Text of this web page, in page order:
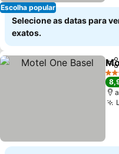
Escolha popular
Selecione as datas para
exatos.
3